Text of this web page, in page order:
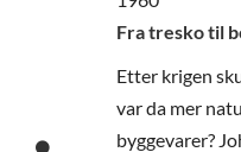
Fra tresko til
Etter krigen
var da mer
byggevarer?